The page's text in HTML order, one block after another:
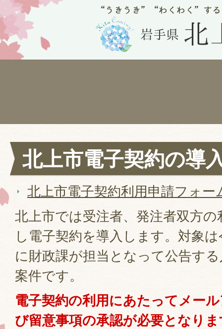
北上市電子契約の導
北上市電子契約利用申請フォー
北上市では受注者、発注者双方
し電子契約を導入します。対象
に財政課が担当となって公告す
案件です。
電子契約の利用にあたってメー
び留意事項の承認が必要となり